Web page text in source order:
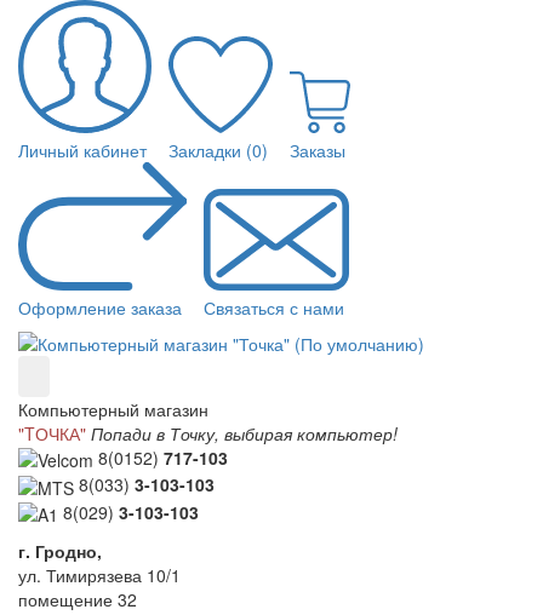
Личный кабинет Закладки (0) Заказы
Оформление заказа Связаться с нами
Компьютерный магазин
"TОЧКА" Попади в Точку, выбирая компьютер!
8(0152) 717-103
8(033) 3-103-103
8(029) 3-103-103
г. Гродно,
ул. Тимирязева 10/1
помещение 32